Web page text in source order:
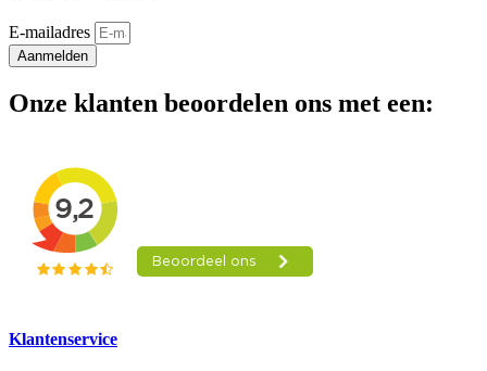
E-mailadres
Aanmelden
Onze klanten beoordelen ons met een:
Klantenservice